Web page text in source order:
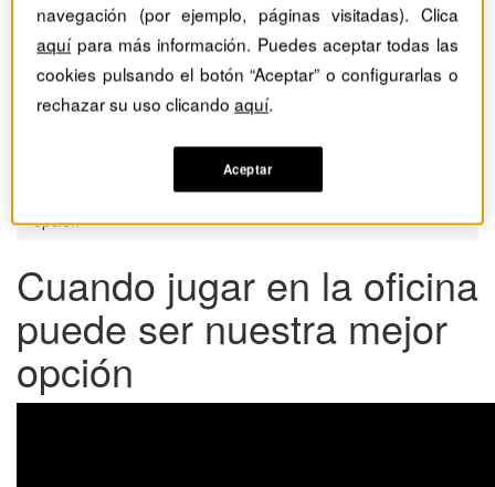
Márketing
Cuando jugar en la oficina puede ser nuestra mejor
opción
Cuando jugar en la oficina
puede ser nuestra mejor
opción
navegación (por ejemplo, páginas visitadas). Clica
aquípara más información. Puedes aceptar todas las
cookies pulsando el botón “Aceptar” o configurarlas o
rechazar su uso clicandoaquí.
Aceptar